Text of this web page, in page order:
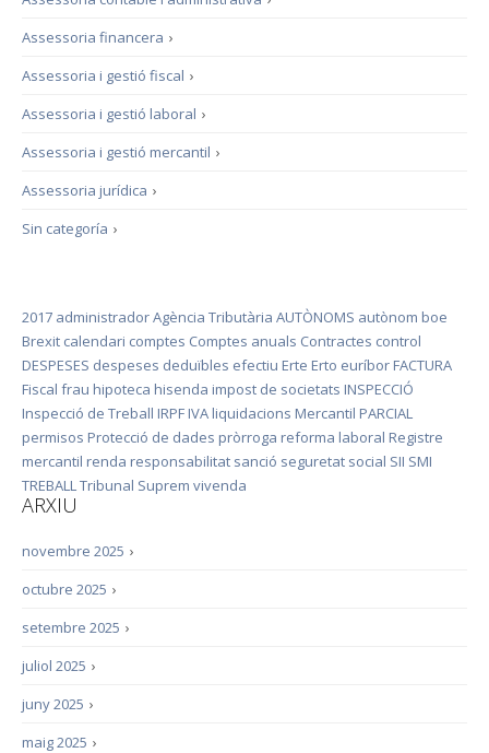
›
Assessoria financera
›
Assessoria i gestió fiscal
›
Assessoria i gestió laboral
›
Assessoria i gestió mercantil
›
Assessoria jurídica
›
Sin categoría
2017 administradorAgència Tributària AUTÒNOMS autònom boe
Brexit calendari comptes Comptes anuals Contractes control
DESPESES despeses deduïbles efectiu Erte Erto euríbor FACTURA
Fiscal frau hipoteca hisenda impost de societats INSPECCIÓ
Inspecció de Treball IRPF IVA liquidacions Mercantil PARCIAL
permisos Protecció de dades pròrroga reforma laboral Registre
mercantil renda responsabilitat sanció seguretat social SII SMI
TREBALLTribunal Suprem vivenda
ARXIU
›
novembre 2025
›
octubre 2025
›
setembre 2025
›
juliol 2025
›
juny 2025
›
maig 2025